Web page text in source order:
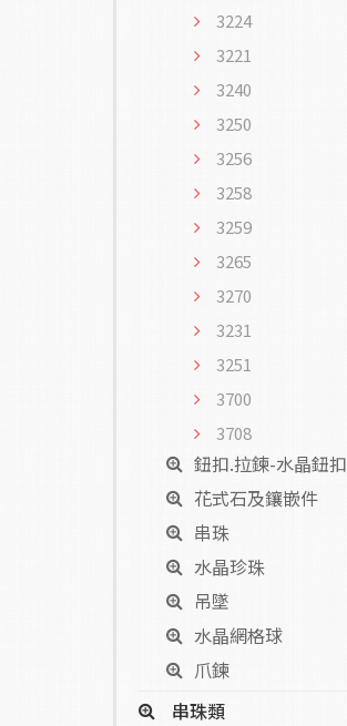
3224
3221
3240
3250
3256
3258
3259
3265
3270
3231
3251
3700
3708
鈕扣.拉鍊-水晶鈕扣
花式石及鑲嵌件
串珠
水晶珍珠
吊墜
水晶網格球
爪鍊
串珠類